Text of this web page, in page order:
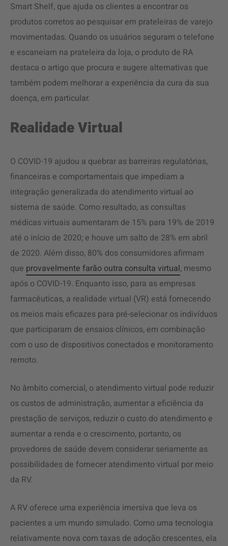
Smart Shelf, que ajuda os clientes a encontrar os
produtos corretos ao pesquisar em prateleiras de varejo
movimentadas. Quando os usuários seguram o telefone
e escaneiam na prateleira da loja, o produto de RA
destaca o artigo que procura e sugere alternativas que
também podem melhorar a experiência da cura da sua
doença, em particular.
Realidade Virtual
O COVID-19 ajudou a quebrar as barreiras regulatórias,
financeiras e comportamentais que impediam a
integração generalizada do atendimento virtual ao
sistema de saúde. Como resultado, as consultas
médicas virtuais aumentaram de 15% para 19% de 2019
até o início de 2020; e houve um salto de 28% em abril
de 2020. Além disso, 80% dos consumidores afirmam
que provavelmente farão outra consulta virtual, mesmo
após o COVID-19. Enquanto isso, para as empresas
farmacêuticas, a realidade virtual (VR) está fornecendo
os meios mais eficazes para pré-selecionar os indivíduos
que participaram de ensaios clínicos, em combinação
com o uso de dispositivos conectados e monitoramento
remoto.
No âmbito comercial, o atendimento virtual pode reduzir
os custos de administração, aumentar a eficiência da
prestação de serviços, reduzir o custo do atendimento e
aumentar a renda e o crescimento, portanto, os
provedores de saúde devem considerar seriamente as
possibilidades de fornecer atendimento virtual por meio
da RV.
A RV oferece uma experiência imersiva que leva os
pacientes a um mundo simulado. Como uma tecnologia
relativamente nova com taxas de adoção crescentes, ela